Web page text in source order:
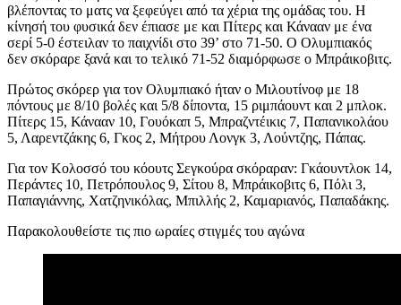
βλέποντας το ματς να ξεφεύγει από τα χέρια της ομάδας του. Η
κίνησή του φυσικά δεν έπιασε με και Πίτερς και Κάνααν με ένα
σερί 5-0 έστειλαν το παιχνίδι στο 39’ στο 71-50. Ο Ολυμπιακός
δεν σκόραρε ξανά και το τελικό 71-52 διαμόρφωσε ο Μπράικοβιτς.
Πρώτος σκόρερ για τον Ολυμπιακό ήταν ο Μιλουτίνοφ με 18
πόντους με 8/10 βολές και 5/8 δίποντα, 15 ριμπάουντ και 2 μπλοκ.
Πίτερς 15, Κάνααν 10, Γουόκαπ 5, Μπραζντέικις 7, Παπανικολάου
5, Λαρεντζάκης 6, Γκος 2, Μήτρου Λονγκ 3, Λούντζης, Πάπας.
Για τον Κολοσσό του κόουτς Σεγκούρα σκόραραν: Γκάουντλοκ 14,
Περάντες 10, Πετρόπουλος 9, Σίτου 8, Μπράικοβιτς 6, Πόλι 3,
Παπαγιάννης, Χατζηνικόλας, Μπιλλής 2, Καμαριανός, Παπαδάκης.
Παρακολουθείστε τις πιο ωραίες στιγμές του αγώνα